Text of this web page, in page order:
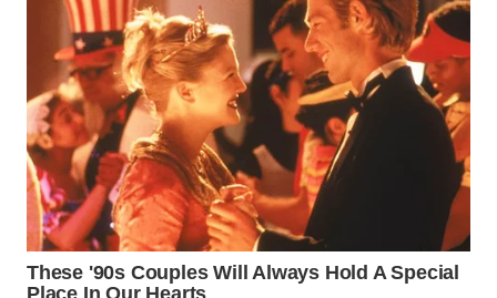
SERIBU
WN
TANGERANG
WN
BINJAI
WN
CIREBON